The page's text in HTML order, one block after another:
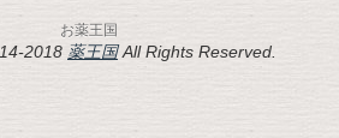
お薬王国
2018 薬王国All Rights Reserved.